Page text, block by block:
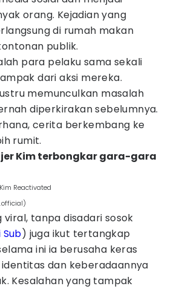
orang. Kejadian yang
di rumah makan
publik.
para pelaku sama sekali
dari aksi mereka.
memunculkan masalah
diperkirakan sebelumnya.
cerita berkembang ke
rumit.
Kim terbongkar gara-gara
Reactivated
viral, tanpa disadari sosok
Sub) juga ikut tertangkap
ini ia berusaha keras
dan keberadaannya
Kesalahan yang tampak